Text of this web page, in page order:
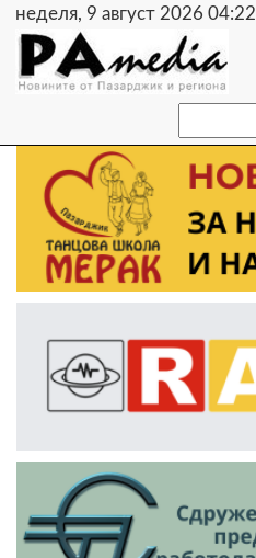
неделя, 9 август 2026 04:22